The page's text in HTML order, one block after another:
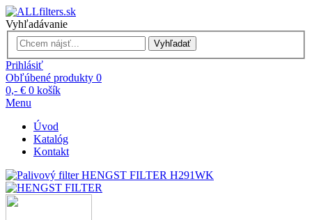
Vyhľadávanie
Vyhľadať
Prihlásiť
Obľúbené produkty 0
0,- € 0 košík
Menu
Úvod
Katalóg
Kontakt